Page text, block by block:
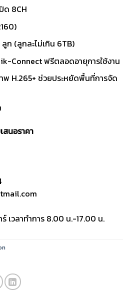
ด 8CH
ก (ลูกละไม่เกิน 6TB)
Connect ฟรีตลอดอายุการใช้งาน
พ H.265+ ช่วยประหยัดพื้นที่การจัด
นอราคา
ร์ เวลาทำการ 8.00 น.-17.00 น.